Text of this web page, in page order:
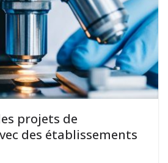
projets de
des établissements